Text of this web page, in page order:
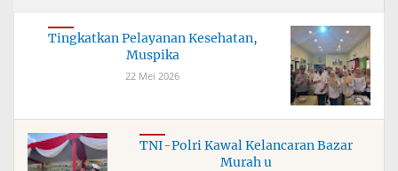
Tingkatkan Pelayanan Kesehatan,
Muspika
22 Mei 2026
TNI-Polri Kawal Kelancaran Bazar
Murah u